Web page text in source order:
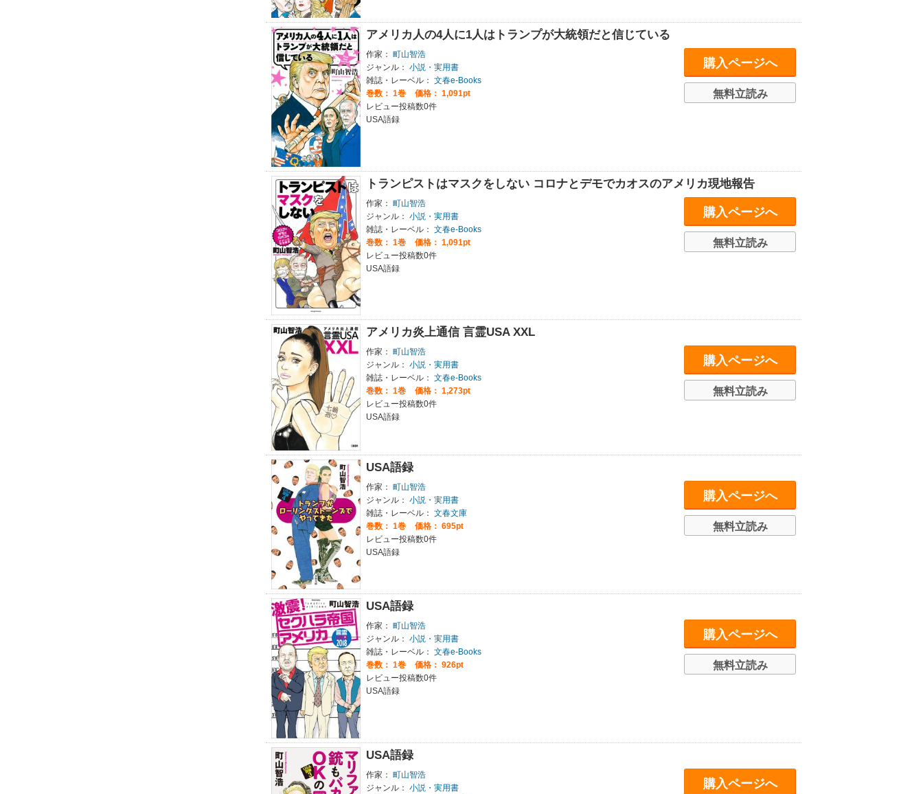
アメリカ人の4人に1人はトランプが大統領だと信じている
作家： 町山智浩
ジャンル： 小説・実用書
雑誌・レーベル： 文春e-Books
巻数： 1巻
価格： 1,091pt
レビュー投稿数0件
USA語録
購入ページへ
無料立読み
トランピストはマスクをしない コロナとデモでカオスのアメリカ現地報告
作家： 町山智浩
ジャンル： 小説・実用書
雑誌・レーベル： 文春e-Books
巻数： 1巻
価格： 1,091pt
レビュー投稿数0件
USA語録
購入ページへ
無料立読み
アメリカ炎上通信 言霊USA XXL
作家： 町山智浩
ジャンル： 小説・実用書
雑誌・レーベル： 文春e-Books
巻数： 1巻
価格： 1,273pt
レビュー投稿数0件
USA語録
購入ページへ
無料立読み
USA語録
作家： 町山智浩
ジャンル： 小説・実用書
雑誌・レーベル： 文春文庫
巻数： 1巻
価格： 695pt
レビュー投稿数0件
USA語録
購入ページへ
無料立読み
USA語録
作家： 町山智浩
ジャンル： 小説・実用書
雑誌・レーベル： 文春e-Books
巻数： 1巻
価格： 926pt
レビュー投稿数0件
USA語録
購入ページへ
無料立読み
USA語録
作家： 町山智浩
ジャンル： 小説・実用書
購入ページへ